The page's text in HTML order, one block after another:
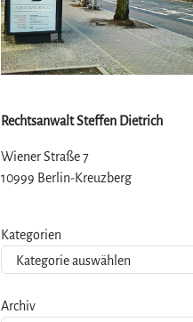
Rechtsanwalt Steffen Dietrich
Wiener Straße 7
10999 Berlin-Kreuzberg
Kategorien
Archiv